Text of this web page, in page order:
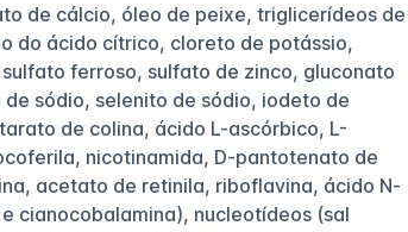
de cálcio, óleo de peixe, triglicerídeos de
do ácido cítrico, cloreto de potássio,
ferroso, sulfato de zinco, gluconato
sódio, selenito de sódio, iodeto de
de colina, ácido L-ascórbico, L-
nicotinamida, D-pantotenato de
acetato de retinila, riboflavina, ácido N-
cianocobalamina), nucleotídeos (sal